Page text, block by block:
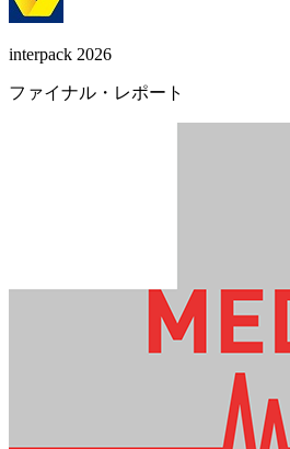
interpack 2026
ファイナル・レポート